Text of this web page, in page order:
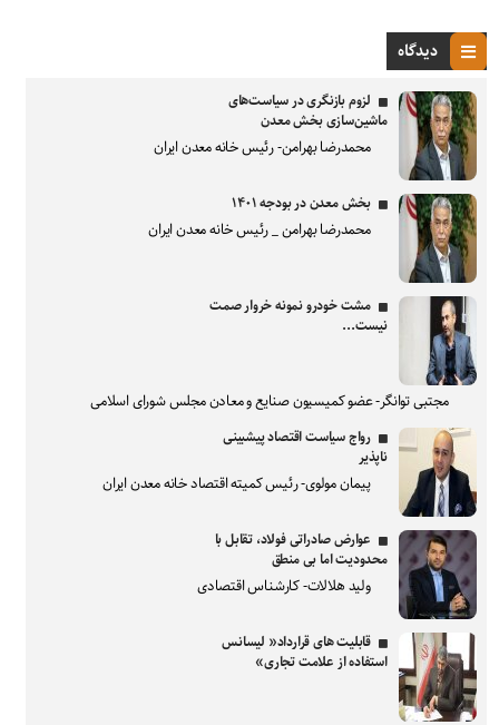
دیدگاه
لزوم بازنگری در سیاست‌های
ماشین‌سازی بخش معدن
محمدرضا بهرامن- رئیس خانه معدن ایران
بخش معدن در بودجه ۱۴۰۱
محمدرضا بهرامن _ رئیس خانه معدن ایران
مشت خودرو نمونه خروار صمت
نیست...
مجتبی توانگر- عضو کمیسیون صنایع و معادن مجلس شورای اسلامی
رواج سیاست اقتصاد پیشبینی
ناپذیر
پیمان مولوی- رئیس کمیته اقتصاد خانه معدن ایران
عوارض صادراتی فولاد، تقابل با
محدودیت اما بی منطق
ولید هلالات- کارشناس اقتصادی
قابلیت های قرارداد« لیسانس
استفاده از علامت تجاری»